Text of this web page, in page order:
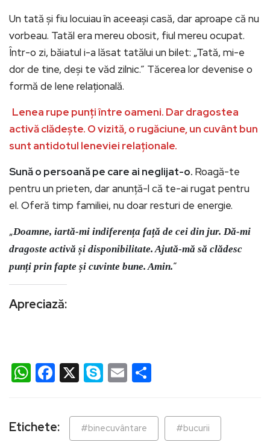
Un tată și fiu locuiau în aceeași casă, dar aproape că nu
vorbeau. Tatăl era mereu obosit, fiul mereu ocupat.
Într-o zi, băiatul i-a lăsat tatălui un bilet: „Tată, mi-e
dor de tine, deși te văd zilnic.” Tăcerea lor devenise o
formă de lene relațională.
Lenea rupe punți între oameni. Dar dragostea
activă clădește. O vizită, o rugăciune, un cuvânt bun
sunt antidotul leneviei relaționale.
Sună o persoană pe care ai neglijat-o. Roagă-te
pentru un prieten, dar anunță-l că te-ai rugat pentru
el. Oferă timp familiei, nu doar resturi de energie.
„Doamne, iartă-mi indiferența față de cei din jur. Dă-mi
dragoste activă și disponibilitate. Ajută-mă să clădesc
punți prin fapte și cuvinte bune. Amin.”
Apreciază:
WhatsApp
Facebook
X Skype
Email
Etichete: #binecuvântare #bucurii